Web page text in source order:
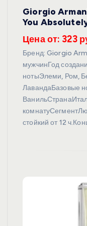
Giorgio
You
Цена от: 323
Бренд: Giorgio
мужчинГод
нотыЭлеми, Ром,
ЛавандаБазовые
стойкий от 12